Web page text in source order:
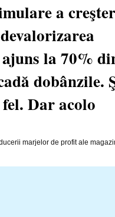
a
la 70%
dobânzile.
Dar acolo
marjelor de profit ale